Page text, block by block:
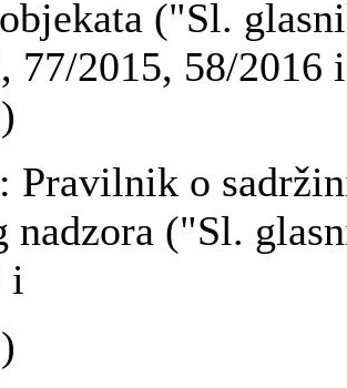
("Sl.
77/2015, 58/2016 i
: Pravilnik o
nadzora ("Sl.
i